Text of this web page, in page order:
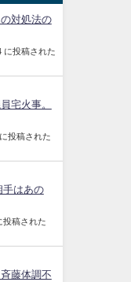
対処法の
に投稿された
宅火事。
投稿された
手はあの
投稿された
藤体調不